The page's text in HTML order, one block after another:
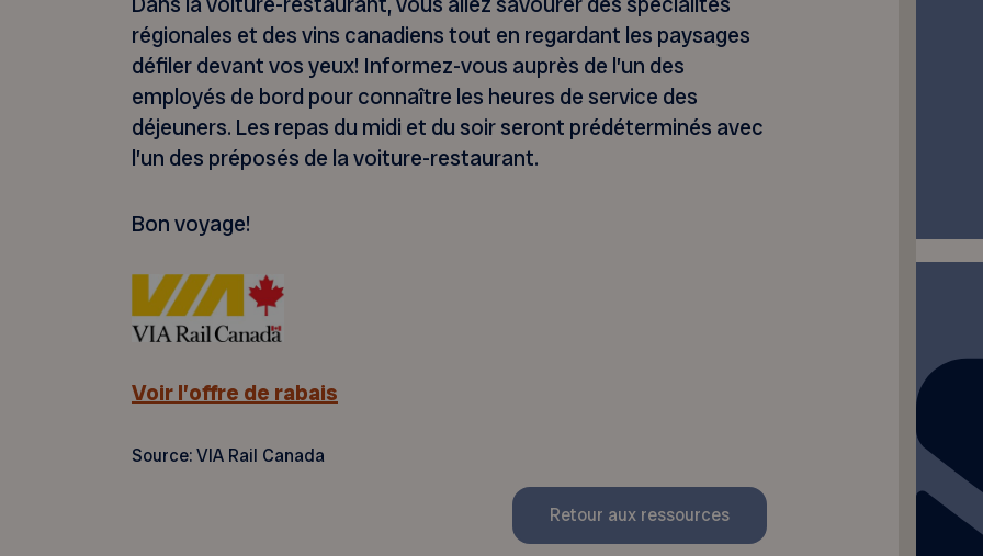
régionales et des vins canadiens tout en regardant les paysages
défiler devant vos yeux! Informez-vous auprès de l’un des
employés de bord pour connaître les heures de service des
déjeuners. Les repas du midi et du soir seront prédéterminés avec
l’un des préposés de la voiture-restaurant.
Bon voyage!
Voir l’offre de rabais
Source: VIA Rail Canada
Retour aux ressources